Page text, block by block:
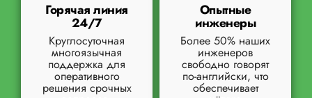
Горячая линия
24/7
Круглосуточная
многоязычная
поддержка для
оперативного
решения срочных
Опытные
инженеры
Более 50% наших
инженеров
свободно говорят
по-английски, что
обеспечивает